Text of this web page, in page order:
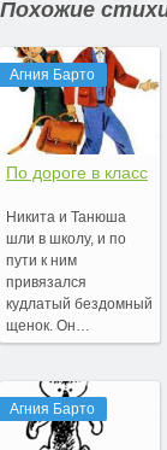
Похожие
Агния Барто
По дороге в класс
Никита и Танюша
шли в школу, и по
пути к ним
привязался
кудлатый бездомный
щенок. Он…
Агния Барто